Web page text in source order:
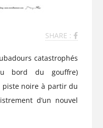
SHARE :
catastrophés
bord du gouffre)
piste noire à partir du
d’un nouvel